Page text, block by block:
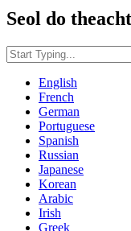
Seol do
English
French
German
Portuguese
Spanish
Russian
Japanese
Korean
Arabic
Irish
Greek